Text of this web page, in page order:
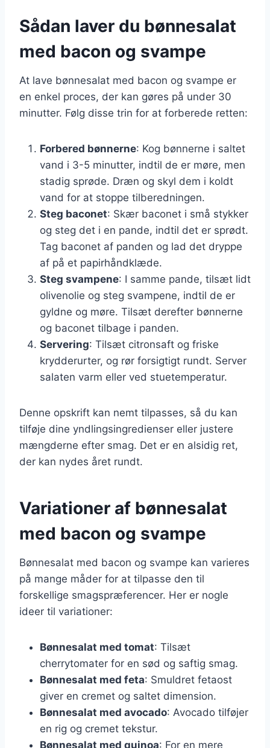
Sådan laver du bønnesalat
med bacon og svampe
At lave bønnesalat med bacon og svampe er
en enkel proces, der kan gøres på under 30
minutter. Følg disse trin for at forberede retten:
Forbered bønnerne: Kog bønnerne i saltet
vand i 3-5 minutter, indtil de er møre, men
stadig sprøde. Dræn og skyl dem i koldt
vand for at stoppe tilberedningen.
Steg baconet: Skær baconet i små stykker
og steg det i en pande, indtil det er sprødt.
Tag baconet af panden og lad det dryppe
af på et papirhåndklæde.
Steg svampene: I samme pande, tilsæt lidt
olivenolie og steg svampene, indtil de er
gyldne og møre. Tilsæt derefter bønnerne
og baconet tilbage i panden.
Servering: Tilsæt citronsaft og friske
krydderurter, og rør forsigtigt rundt. Server
salaten varm eller ved stuetemperatur.
Denne opskrift kan nemt tilpasses, så du kan
tilføje dine yndlingsingredienser eller justere
mængderne efter smag. Det er en alsidig ret,
der kan nydes året rundt.
Variationer af bønnesalat
med bacon og svampe
Bønnesalat med bacon og svampe kan varieres
på mange måder for at tilpasse den til
forskellige smagspræferencer. Her er nogle
ideer til variationer:
Bønnesalat med tomat: Tilsæt
cherrytomater for en sød og saftig smag.
Bønnesalat med feta: Smuldret fetaost
giver en cremet og saltet dimension.
Bønnesalat med avocado: Avocado tilføjer
en rig og cremet tekstur.
Bønnesalat med quinoa: For en mere